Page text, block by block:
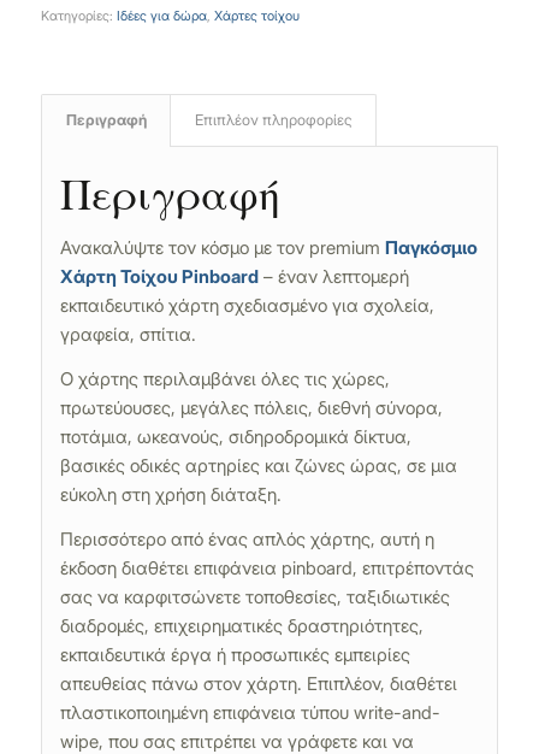
Κατηγορίες: Ιδέες για δώρα, Χάρτες τοίχου
Περιγραφή Επιπλέον πληροφορίες
Περιγραφή
Ανακαλύψτε τον κόσμο με τον premium Παγκόσμιο
Χάρτη Τοίχου Pinboard– έναν λεπτομερή
εκπαιδευτικό χάρτη σχεδιασμένο για σχολεία,
γραφεία, σπίτια.
Ο χάρτης περιλαμβάνει όλες τις χώρες,
πρωτεύουσες, μεγάλες πόλεις, διεθνή σύνορα,
ποτάμια, ωκεανούς, σιδηροδρομικά δίκτυα,
βασικές οδικές αρτηρίες και ζώνες ώρας, σε μια
εύκολη στη χρήση διάταξη.
Περισσότερο από ένας απλός χάρτης, αυτή η
έκδοση διαθέτει επιφάνεια pinboard, επιτρέποντάς
σας να καρφιτσώνετε τοποθεσίες, ταξιδιωτικές
διαδρομές, επιχειρηματικές δραστηριότητες,
εκπαιδευτικά έργα ή προσωπικές εμπειρίες
απευθείας πάνω στον χάρτη. Επιπλέον, διαθέτει
πλαστικοποιημένη επιφάνεια τύπου write-and-
wipe, που σας επιτρέπει να γράφετε και να